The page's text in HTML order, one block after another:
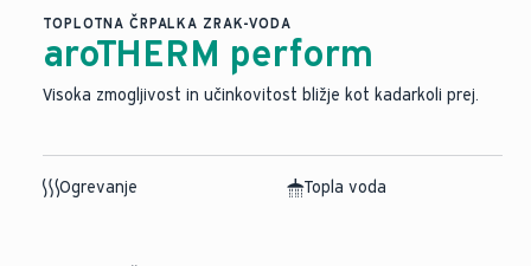
TOPLOTNA ČRPALKA ZRAK-VODA
aroTHERM perform
Visoka zmogljivost in učinkovitost bližje kot kadarkoli prej.
Ogrevanje Topla voda